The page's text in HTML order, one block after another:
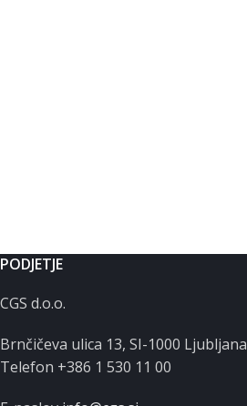
PODJETJE
CGS d.o.o.
Brnčičeva ulica 13, SI-1000 Ljubljana
Telefon +386 1 530 11 00